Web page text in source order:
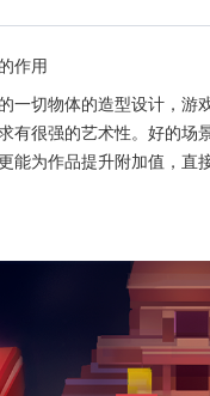
作用
一切物体的造型设计，
有很强的艺术性。好的
能为作品提升附加值，